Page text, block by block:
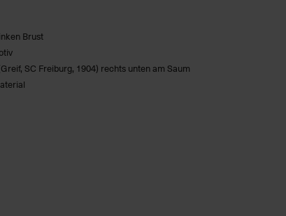
Brust
SC Freiburg, 1904) rechts unten am Saum